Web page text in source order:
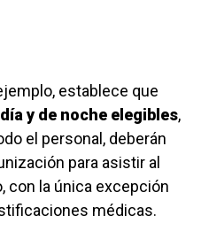
establece que
y de noche elegibles,
el personal, deberán
para asistir al
con la única excepción
médicas.